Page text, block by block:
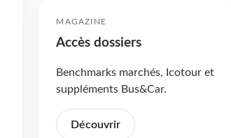
MAGAZINE
Accès dossiers
Benchmarks marchés, Icotour et
suppléments Bus&Car.
Découvrir